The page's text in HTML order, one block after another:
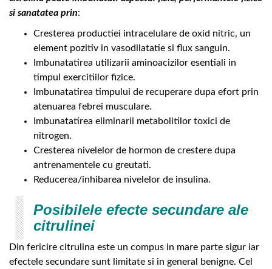
si sanatatea prin:
Cresterea productiei intracelulare de oxid nitric, un
element pozitiv in vasodilatatie si flux sanguin.
Imbunatatirea utilizarii aminoacizilor esentiali in
timpul exercitiilor fizice.
Imbunatatirea timpului de recuperare dupa efort prin
atenuarea febrei musculare.
Imbunatatirea eliminarii metabolitilor toxici de
nitrogen.
Cresterea nivelelor de hormon de crestere dupa
antrenamentele cu greutati.
Reducerea/inhibarea nivelelor de insulina.
Posibilele efecte secundare ale
citrulinei
Din fericire citrulina este un compus in mare parte sigur iar
efectele secundare sunt limitate si in general benigne. Cel